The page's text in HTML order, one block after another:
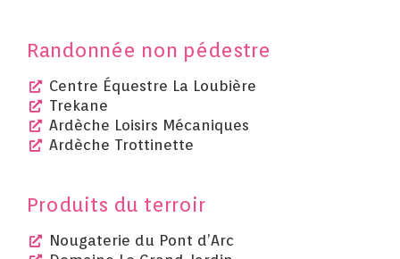
Randonnée non pédestre
Centre Équestre La Loubière
Trekane
Ardèche Loisirs Mécaniques
Ardèche Trottinette
Produits du terroir
Nougaterie du Pont d’Arc